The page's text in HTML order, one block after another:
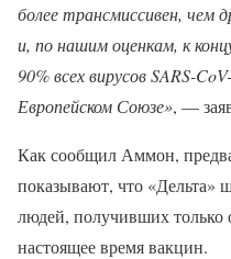
более трансмиссивен, чем
и, по нашим оценкам, к
90% всех вирусов SARS-
Европейском Союзе», —
Как сообщил Аммон,
показывают, что
людей, получивших
настоящее время вакцин.